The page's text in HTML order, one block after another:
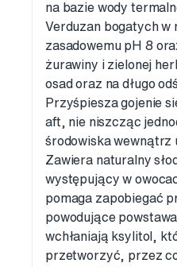
na bazie wody
Verduzan bogatych w
zasadowemu pH 8
żurawiny i zielonej
osad oraz na długo
Przyśpiesza gojenie
aft, nie niszcząc
środowiska wewnątrz
Zawiera naturalny
występujący w
pomaga zapobiegać
powodujące
wchłaniają ksylitol,
przetworzyć, przez